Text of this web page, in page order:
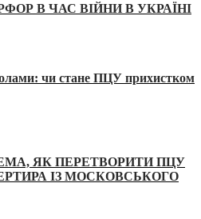
В ЧАС ВІЙНИ В УКРАЇНІ
чи стане ПЦУ прихистком
ЯК ПЕРЕТВОРИТИ ПЦУ
ІЗ МОСКОВСЬКОГО